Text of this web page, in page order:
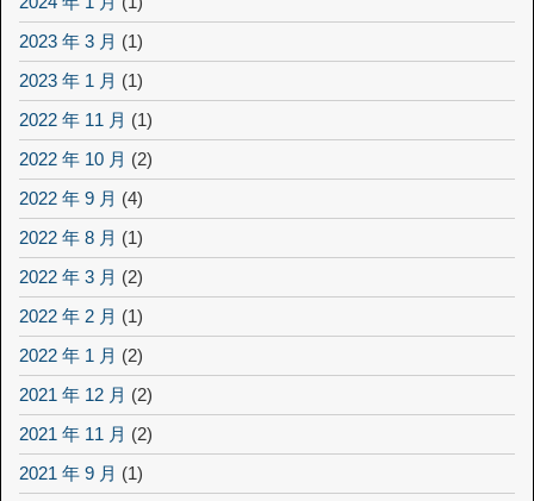
2023 年 3 月 (1)
2023 年 1 月 (1)
2022 年 11 月 (1)
2022 年 10 月 (2)
2022 年 9 月 (4)
2022 年 8 月 (1)
2022 年 3 月 (2)
2022 年 2 月 (1)
2022 年 1 月 (2)
2021 年 12 月 (2)
2021 年 11 月 (2)
2021 年 9 月 (1)